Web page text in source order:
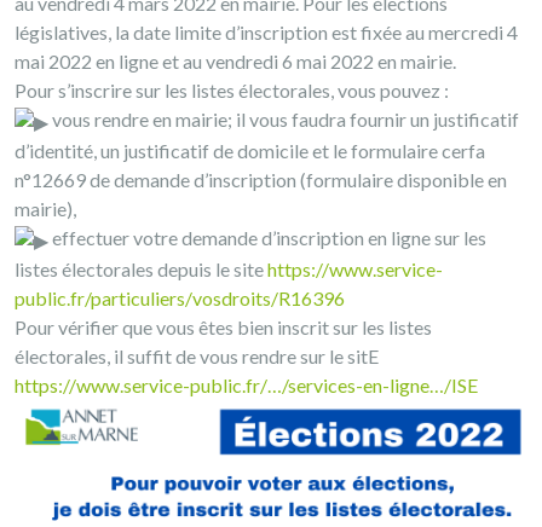
législatives, la date limite d’inscription est fixée au mercredi 4
mai 2022 en ligne et au vendredi 6 mai 2022 en mairie.
Pour s’inscrire sur les listes électorales, vous pouvez :
vous rendre en mairie; il vous faudra fournir un justificatif
d’identité, un justificatif de domicile et le formulaire cerfa
n°12669 de demande d’inscription (formulaire disponible en
mairie),
effectuer votre demande d’inscription en ligne sur les
listes électorales depuis le sitehttps://www.service-
public.fr/particuliers/vosdroits/R16396
Pour vérifier que vous êtes bien inscrit sur les listes
électorales, il suffit de vous rendre sur le sitE
https://www.service-public.fr/…/services-en-ligne…/ISE